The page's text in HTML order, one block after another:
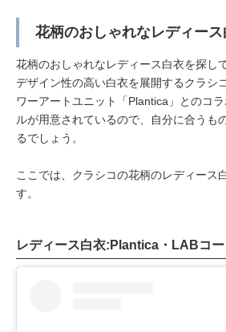
花柄のおしゃれなレディース
花柄のおしゃれなレディース白衣を探し
デザイン性の高い白衣を展開するクラシ
ワーアートユニット「Plantica」とのコ
ルが用意されているので、自分に合うも
るでしょう。
ここでは、クラシコの花柄のレディース
す。
レディース白衣:Plantica・LABコー